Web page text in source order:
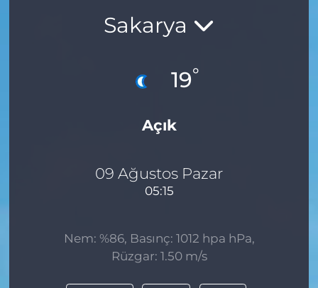
Sakarya
19°
Açık
09 Ağustos Pazar
05:15
Nem: %86, Basınç: 1012 hpa hPa,
Rüzgar: 1.50 m/s